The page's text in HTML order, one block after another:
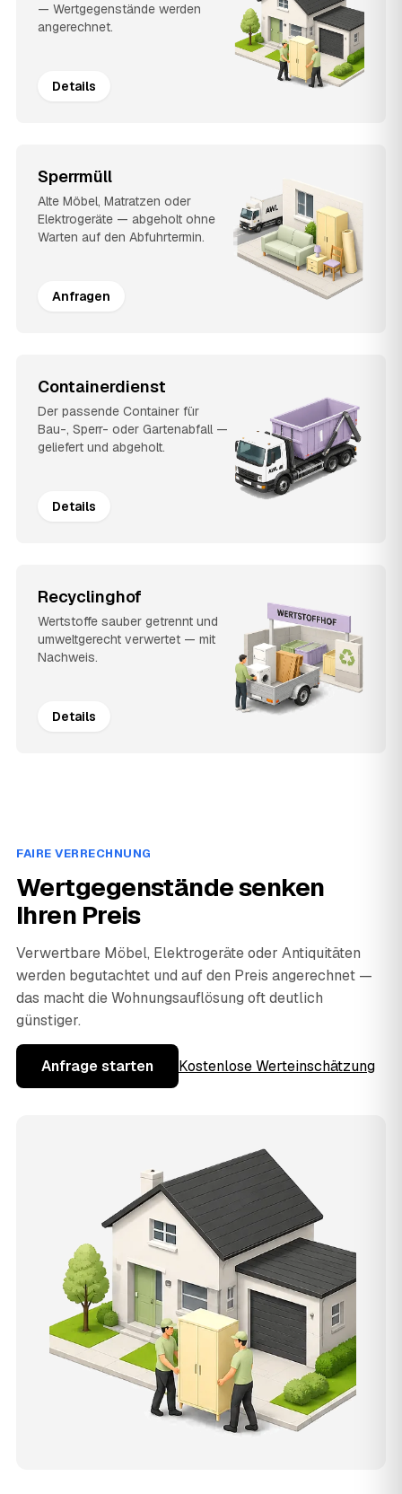
— Wertgegenstände werden
angerechnet.
Details
Sperrmüll
Alte Möbel, Matratzen oder
Elektrogeräte — abgeholt ohne
Warten auf den Abfuhrtermin.
Anfragen
Containerdienst
Der passende Container für
Bau-, Sperr- oder Gartenabfall —
geliefert und abgeholt.
Details
Recyclinghof
Wertstoffe sauber getrennt und
umweltgerecht verwertet — mit
Nachweis.
Details
FAIRE VERRECHNUNG
Wertgegenstände senken
Ihren Preis
Verwertbare Möbel, Elektrogeräte oder Antiquitäten
werden begutachtet und auf den Preis angerechnet —
das macht die Wohnungsauflösung oft deutlich
günstiger.
Anfrage starten Kostenlose Werteinschätzung